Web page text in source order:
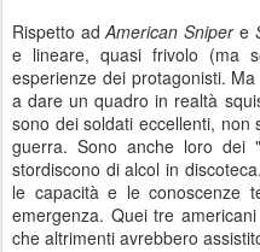
Rispetto adAmerican Snipere
e lineare, quasi frivolo (ma
esperienze dei protagonisti.
a dare un quadro in realtà
sono dei soldati eccellenti,
guerra. Sono anche loro dei
stordiscono di alcol in
le capacità e le conoscenze
emergenza. Quei tre
che altrimenti avrebbero